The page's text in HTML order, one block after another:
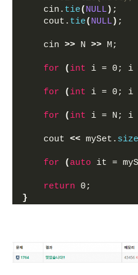
    cin.
tie( NULL ) ;
    cout.
tie( NULL ) ;
    cin
>> N >> M;
for ( int i = 0;
for ( int i = 0;
for ( int i = N;
    cout
<< mySet. size
for ( auto it =
return 0;
}